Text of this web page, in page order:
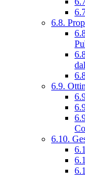
6.8.
6.9.
6.10.